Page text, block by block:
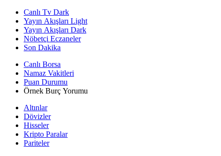
Canlı Tv Dark
Yayın Akışları Light
Yayın Akışları Dark
Nöbetçi Eczaneler
Son Dakika
Canlı Borsa
Namaz Vakitleri
Puan Durumu
Örnek Burç Yorumu
Altınlar
Dövizler
Hisseler
Kripto Paralar
Pariteler